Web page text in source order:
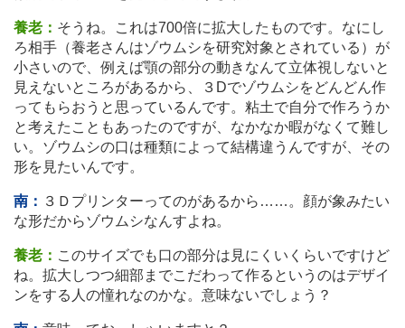
養老： そうね。これは700倍に拡大したものです。なにし
ろ相手（養老さんはゾウムシを研究対象とされている）が
小さいので、例えば顎の部分の動きなんて立体視しないと
見えないところがあるから、３Dでゾウムシをどんどん作
ってもらおうと思っているんです。粘土で自分で作ろうか
と考えたこともあったのですが、なかなか暇がなくて難し
い。ゾウムシの口は種類によって結構違うんですが、その
形を見たいんです。
南： ３Ｄプリンターってのがあるから … …。顔が象みたい
な形だからゾウムシなんすよね。
養老： このサイズでも口の部分は見にくいくらいですけど
ね。拡大しつつ細部までこだわって作るというのはデザイ
ンをする人の憧れなのかな。意味ないでしょう？